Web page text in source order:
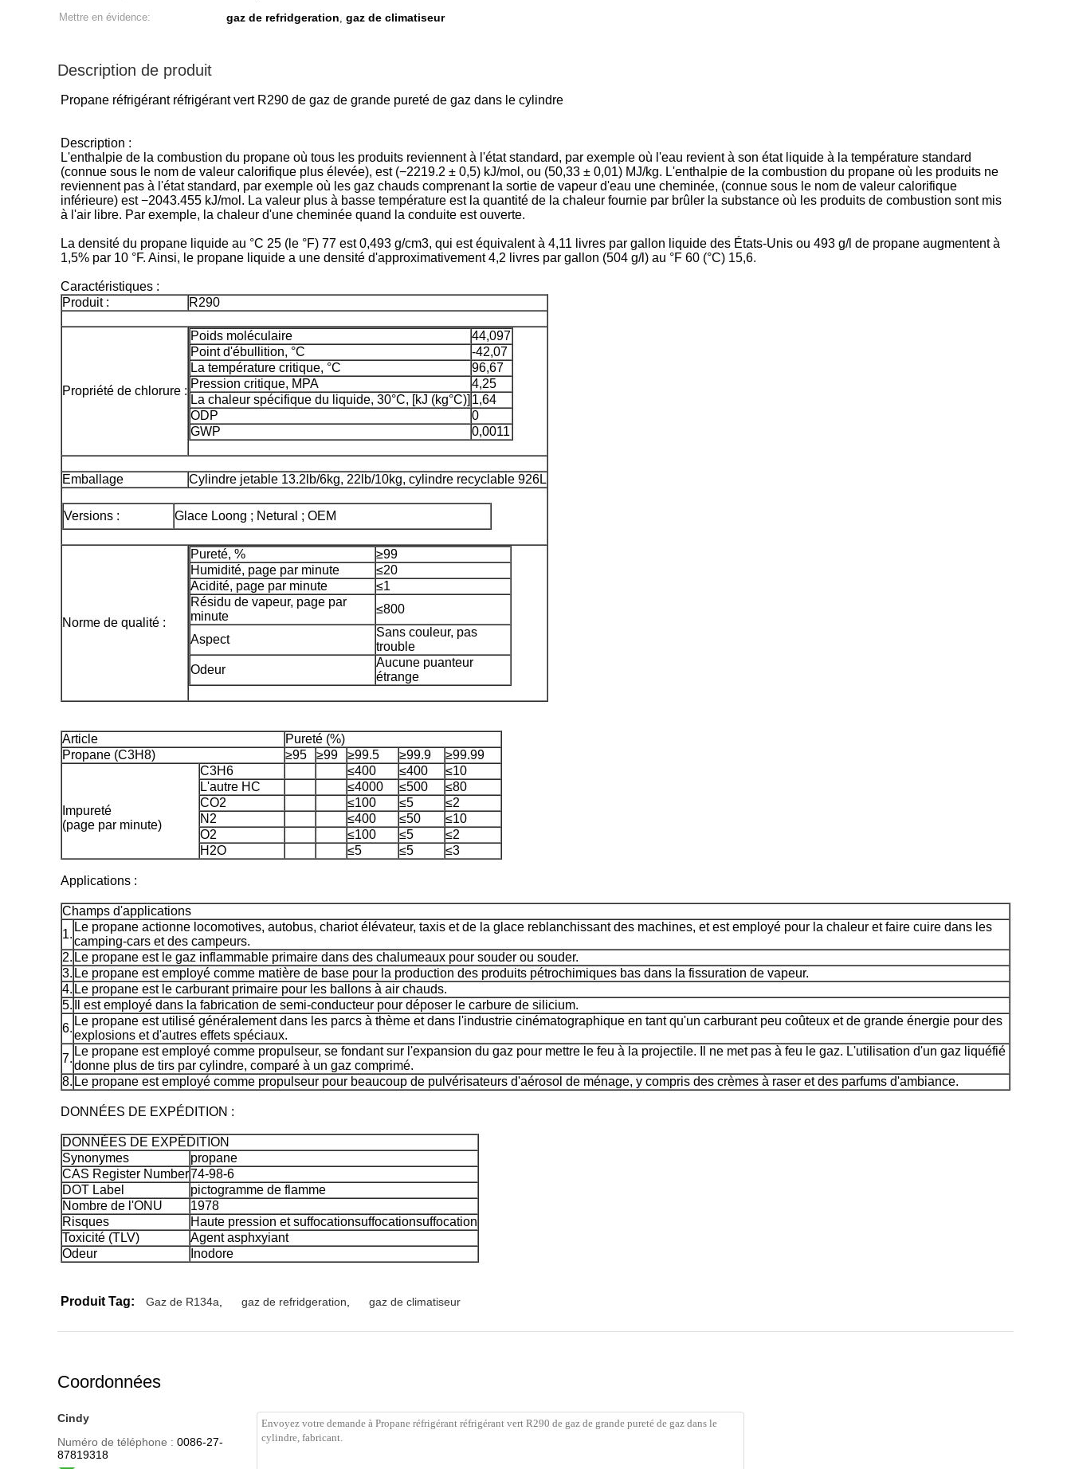
Mettre en évidence:
gaz de refridgeration, gaz de climatiseur
Description de produit
Propane réfrigérant réfrigérant vert R290 de gaz de grande pureté de gaz dans le cylindre
Description :
L'enthalpie de la combustion du propane où tous les produits reviennent à l'état standard, par exemple où l'eau revient à son état liquide à la température standard
(connue sous le nom de valeur calorifique plus élevée), est (−2219.2 ± 0,5) kJ/mol, ou (50,33 ± 0,01) MJ/kg. L'enthalpie de la combustion du propane où les produits ne
reviennent pas à l'état standard, par exemple où les gaz chauds comprenant la sortie de vapeur d'eau une cheminée, (connue sous le nom de valeur calorifique
inférieure) est −2043.455 kJ/mol. La valeur plus à basse température est la quantité de la chaleur fournie par brûler la substance où les produits de combustion sont mis
à l'air libre. Par exemple, la chaleur d'une cheminée quand la conduite est ouverte.
La densité du propane liquide au °C 25 (le °F) 77 est 0,493 g/cm3, qui est équivalent à 4,11 livres par gallon liquide des États-Unis ou 493 g/l de propane augmentent à
1,5% par 10 °F. Ainsi, le propane liquide a une densité d'approximativement 4,2 livres par gallon (504 g/l) au °F 60 (°C) 15,6.
Caractéristiques :
Produit :
R290
Propriété de chlorure :
Poids moléculaire
44,097
Point d'ébullition, °C
-42,07
La température critique, °C
96,67
Pression critique, MPA
4,25
La chaleur spécifique du liquide, 30°C, [kJ (kg°C)] 1,64
ODP
0
GWP
0,0011
Emballage Cylindre jetable 13.2lb/6kg, 22lb/10kg, cylindre recyclable 926L
Versions : Glace Loong ; Netural ; OEM
Norme de qualité :
Pureté, %
≥99
Humidité, page par minute
≤20
Acidité, page par minute
≤1
Résidu de vapeur, page par
minute
≤800
Aspect
Sans couleur, pas
trouble
Odeur
Aucune puanteur
étrange
Article
Pureté (%)
Propane (C3H8)
≥95 ≥99 ≥99.5 ≥99.9 ≥99.99
Impureté
(page par minute)
C3H6 ≤400 ≤400
≤10
L'autre HC
≤4000 ≤500
≤80
CO2
≤100 ≤5
≤2
N2
≤400 ≤50
≤10
O2
≤100 ≤5
≤2
H2O
≤5 ≤5 ≤3
Applications :
Champs d'applications
1.
Le propane actionne locomotives, autobus, chariot élévateur, taxis et de la glace reblanchissant des machines, et est employé pour la chaleur et faire cuire dans les
camping-cars et des campeurs.
2. Le propane est le gaz inflammable primaire dans des chalumeaux pour souder ou souder.
3. Le propane est employé comme matière de base pour la production des produits pétrochimiques bas dans la fissuration de vapeur.
4. Le propane est le carburant primaire pour les ballons à air chauds.
5.
Il est employé dans la fabrication de semi-conducteur pour déposer le carbure de silicium.
6.
Le propane est utilisé généralement dans les parcs à thème et dans l'industrie cinématographique en tant qu'un carburant peu coûteux et de grande énergie pour des
explosions et d'autres effets spéciaux.
7.
Le propane est employé comme propulseur, se fondant sur l'expansion du gaz pour mettre le feu à la projectile. Il ne met pas à feu le gaz. L'utilisation d'un gaz liquéfié
donne plus de tirs par cylindre, comparé à un gaz comprimé.
8. Le propane est employé comme propulseur pour beaucoup de pulvérisateurs d'aérosol de ménage, y compris des crèmes à raser et des parfums d'ambiance.
DONNÉES DE EXPÉDITION :
DONNÉES DE EXPÉDITION
Synonymes
propane
CAS Register Number74-98-6
DOT Label
pictogramme de flamme
Nombre de l'ONU
1978
Risques
Haute pression et suffocationsuffocationsuffocation
Toxicité (TLV)
Agent asphxyiant
Odeur
Inodore
Produit Tag: Gaz de R134a gaz de refridgeration gaz de climatiseur
Coordonnées
Cindy
Numéro de téléphone : 0086-27-
87819318